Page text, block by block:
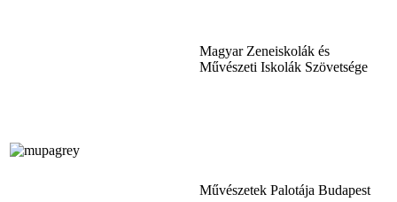
Magyar Zeneiskolák és
Művészeti Iskolák Szövetsége
Művészetek Palotája Budapest